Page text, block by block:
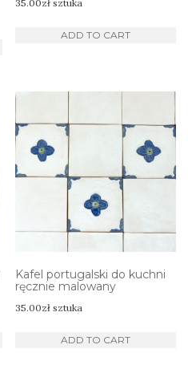
35.00zł sztuka
ADD TO CART
Kafel portugalski do kuchni
ręcznie malowany
35.00zł sztuka
ADD TO CART